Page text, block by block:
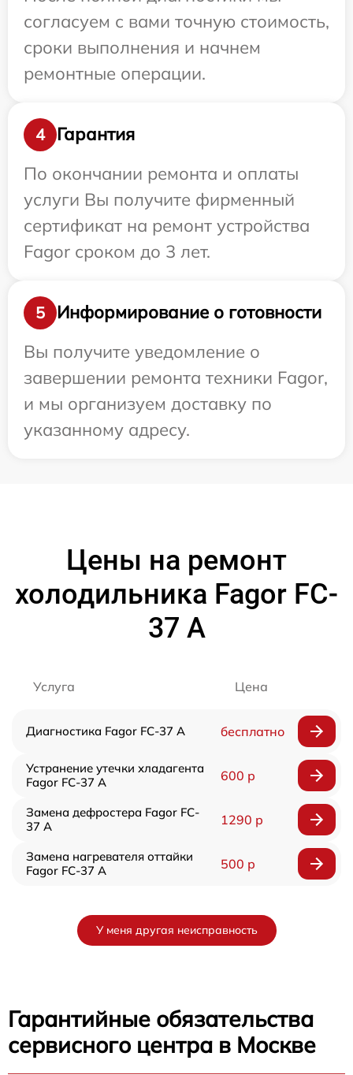
согласуем с вами точную стоимость,
сроки выполнения и начнем
ремонтные операции.
4
Гарантия
По окончании ремонта и оплаты
услуги Вы получите фирменный
сертификат на ремонт устройства
Fagor сроком до 3 лет.
5
Информирование о готовности
Вы получите уведомление о
завершении ремонта техники Fagor,
и мы организуем доставку по
указанному адресу.
Цены на ремонт
холодильника Fagor FC-
37 A
Услуга Цена
Диагностика Fagor FC-37 A бесплатно
Устранение утечки хладагента
Fagor FC-37 A
600 р
Замена дефростера Fagor FC-
37 A
1290 р
Замена нагревателя оттайки
Fagor FC-37 A
500 р
У меня другая неисправность
Гарантийные обязательства
сервисного центра в Москве